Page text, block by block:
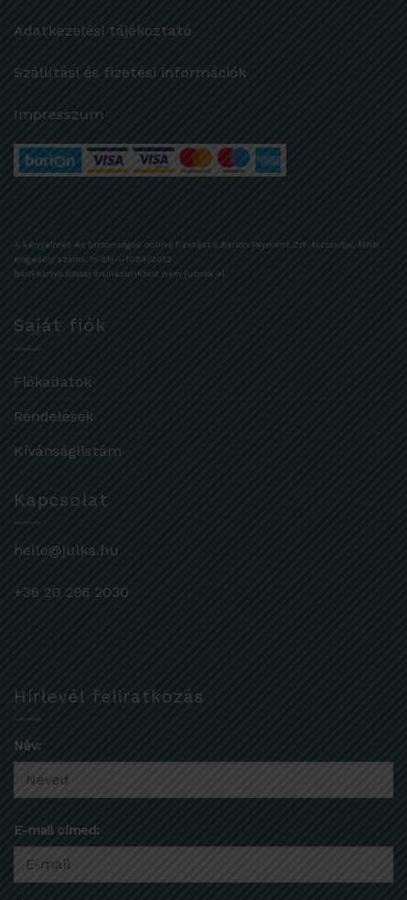
Adatkezelési tájékoztató
Szállítási és fizetési információk
Impresszum
A kényelmes és biztonságos online fizetést a Barion Payment Zrt. biztosítja, MNB
engedély száma: H-EN-I-1064/2013
Bankkártya adatai áruházunkhoz nem jutnak el.
Saját fiók
Fiókadatok
Rendelések
Kívánságlistám
Kapcsolat
hello@julka.hu
+36 20 296 2030
Hírlevél feliratkozás
Név:
E-mail címed: